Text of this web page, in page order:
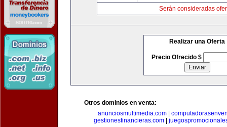
Serán consideradas
Realizar una Oferta
Precio Ofrecido $
Otros dominios en venta:
anunciosmultimedia.com
gestionesfinancieras.com